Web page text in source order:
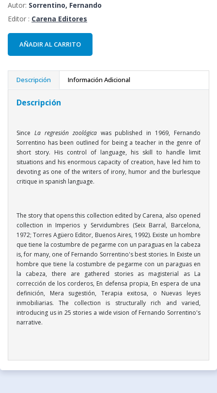
Autor: Sorrentino, Fernando
Editor : Carena Editores
AÑADIR AL CARRITO
Descripción Información Adicional
Descripción
Since La regresión zoológicawas published in 1969, Fernando
Sorrentino has been outlined for being a teacher in the genre of
short story. His control of language, his skill to handle limit
situations and his enormous capacity of creation, have led him to
devoting as one of the writers of irony, humor and the burlesque
critique in spanish language.
The story that opens this collection edited by Carena, also opened
collection in Imperios y Servidumbres (Seix Barral, Barcelona,
1972; Torres Agüero Editor, Buenos Aires, 1992). Existe un hombre
que tiene la costumbre de pegarme con un paraguas en la cabeza
is, for many, one of Fernando Sorrentino's best stories. In Existe un
hombre que tiene la costumbre de pegarme con un paraguas en
la cabeza, there are gathered stories as magisterial as La
corrección de los corderos, En defensa propia, En espera de una
definición, Mera sugestión, Terapia exitosa, o Nuevas leyes
inmobiliarias. The collection is structurally rich and varied,
introducing us in 25 stories a wide vision of Fernando Sorrentino's
narrative.